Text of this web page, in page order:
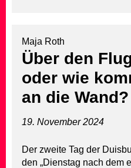
Maja Roth
Über den
oder wie
an die Wand?
19. November 2024
Der zweite Tag der
den „Dienstag nach dem